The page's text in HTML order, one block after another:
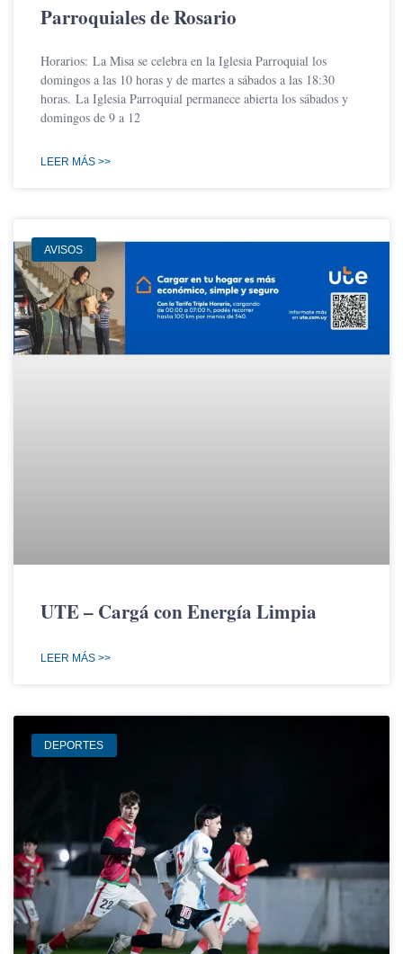
Parroquiales de Rosario
Horarios: La Misa se celebra en la Iglesia Parroquial los
domingos a las 10 horas y de martes a sábados a las 18:30
horas. La Iglesia Parroquial permanece abierta los sábados y
domingos de 9 a 12
LEER MÁS >>
AVISOS
UTE – Cargá con Energía Limpia
LEER MÁS >>
DEPORTES